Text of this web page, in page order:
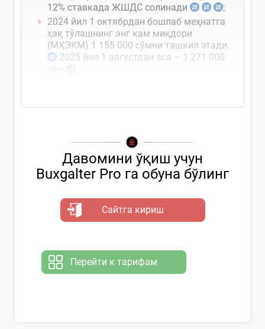
12% ставкада ЖШДС солинади
;
2024 йил 1 октябрдан бошлаб меҳнатга
ҳақ тўлашнинг энг кам миқдори
(МҲЭКМ) 1 155 000 сўмни ташкил этади.
2025 йил 1 августдан эса – 1 271 000
Давомини ўқиш учун
Buxgalter Pro га обуна бўлинг
Сайтга кириш
Перейти к тарифам